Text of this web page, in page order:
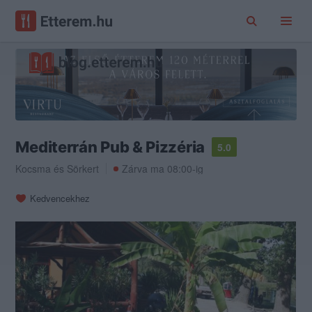
Mediterrán Pub & Pizzéria
5.0
Kocsma és Sörkert Zárva ma 08:00-ig
Kedvencekhez